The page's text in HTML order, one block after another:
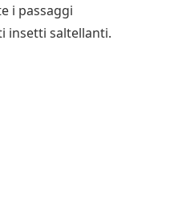
i passaggi
insetti saltellanti.